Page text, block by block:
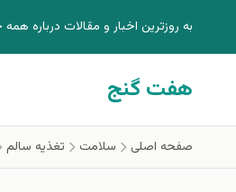
به روزترين اخبار و مقالات درباره
هفت گنج
صفحه اصلی سلامت تغذيه سالم